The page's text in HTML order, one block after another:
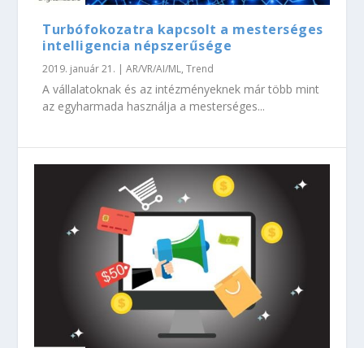
Turbófokozatra kapcsolt a mesterséges
intelligencia népszerűsége
2019. január 21. |AR/VR/AI/ML,Trend
A vállalatoknak és az intézményeknek már több mint
az egyharmada használja a mesterséges...